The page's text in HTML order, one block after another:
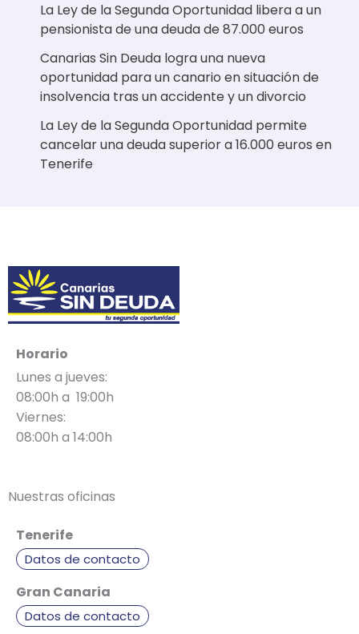
La Ley de la Segunda Oportunidad libera a un
pensionista de una deuda de 87.000 euros
Canarias Sin Deuda logra una nueva
oportunidad para un canario en situación de
insolvencia tras un accidente y un divorcio
La Ley de la Segunda Oportunidad permite
cancelar una deuda superior a 16.000 euros en
Tenerife
Horario
Lunes a jueves:
08:00h a 19:00h
Viernes:
08:00h a 14:00h
Nuestras oficinas
Tenerife
Datos de contacto
Gran Canaria
Datos de contacto